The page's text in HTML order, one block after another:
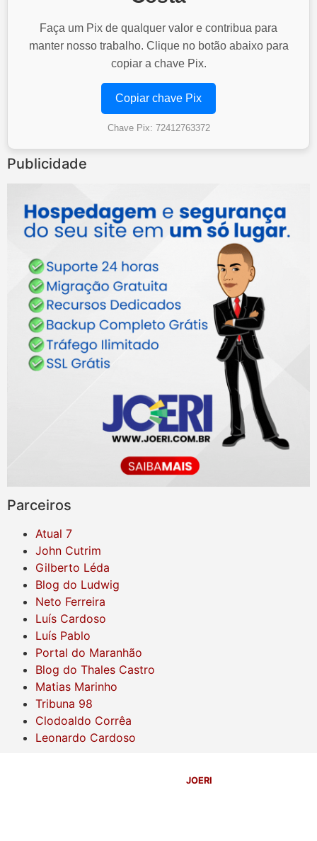
Faça um Pix de qualquer valor e contribua para
manter nosso trabalho. Clique no botão abaixo para
copiar a chave Pix.
Copiar chave Pix
Chave Pix: 72412763372
Publicidade
Parceiros
Atual 7
John Cutrim
Gilberto Léda
Blog do Ludwig
Neto Ferreira
Luís Cardoso
Luís Pablo
Portal do Maranhão
Blog do Thales Castro
Matias Marinho
Tribuna 98
Clodoaldo Corrêa
Leonardo Cardoso
JOERI